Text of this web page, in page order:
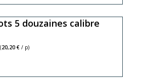
5 douzaines calibre
(20,20 € / p)